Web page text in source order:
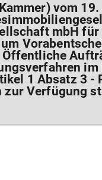
vom
mbH für
um
Öffentliche
im
1 Absatz 3 -
Verfügung